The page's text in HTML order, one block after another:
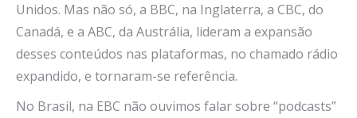
Unidos. Mas não só, a BBC, na Inglaterra, a CBC, do
Canadá, e a ABC, da Austrália, lideram a expansão
desses conteúdos nas plataformas, no chamado rádio
expandido, e tornaram-se referência.
No Brasil, na EBC não ouvimos falar sobre “podcasts”